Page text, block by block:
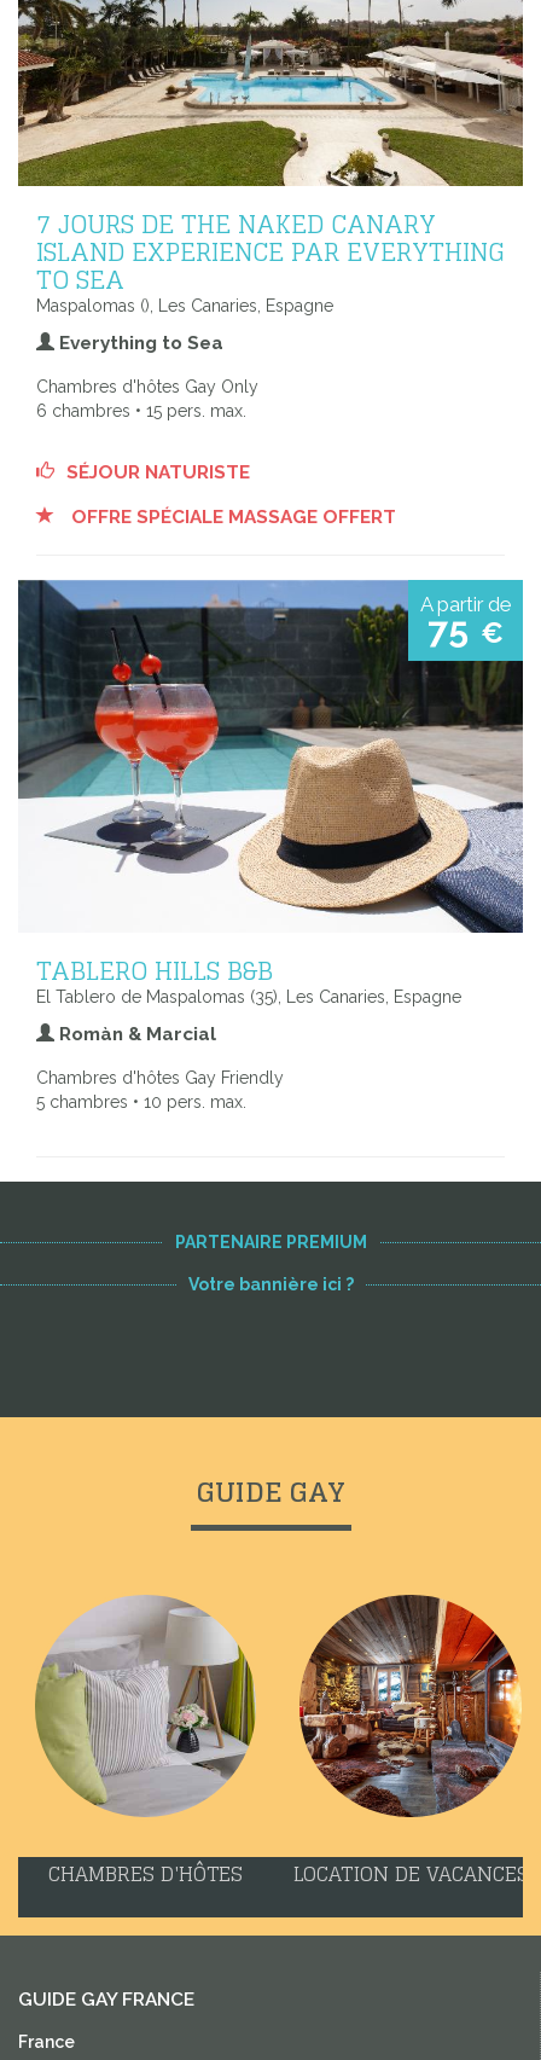
7 JOURS DE THE NAKED CANARY
ISLAND EXPERIENCE PAR EVERYTHING
TO SEA
Maspalomas (), Les Canaries, Espagne
Everything to Sea
Chambres d'hôtes Gay Only
6 chambres • 15 pers. max.
SÉJOUR NATURISTE
OFFRE SPÉCIALE MASSAGE OFFERT
A partir de
75 €
TABLERO HILLS B&B
El Tablero de Maspalomas (35), Les Canaries, Espagne
Romàn & Marcial
Chambres d'hôtes Gay Friendly
5 chambres • 10 pers. max.
PARTENAIRE PREMIUM
Votre bannière ici ?
GUIDE GAY
CHAMBRES D'HÔTES LOCATION DE VACANCES
GUIDE GAY FRANCE
France